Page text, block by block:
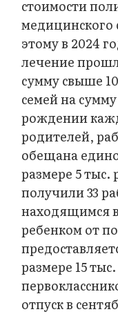
стоимости
медицинского
этому в 2024
лечение
сумму свыше
семей на
рождении
родителей,
обещана
размере 5
получили 33
находящимся
ребенком от
размере 15
отпуск в